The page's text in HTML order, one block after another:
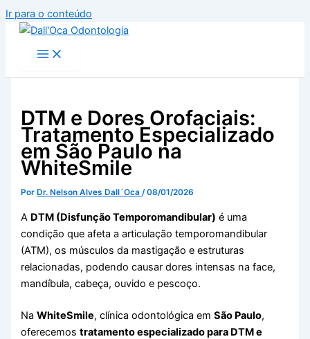
Ir para o conteúdo
DTM e Dores Orofaciais:
Tratamento Especializado
em São Paulo na
WhiteSmile
Por Dr. Nelson Alves Dall´Oca/08/01/2026
A DTM (Disfunção Temporomandibular) é uma
condição que afeta a articulação temporomandibular
(ATM), os músculos da mastigação e estruturas
relacionadas, podendo causar dores intensas na face,
mandíbula, cabeça, ouvido e pescoço.
NaWhiteSmile, clínica odontológica emSão Paulo,
oferecemostratamento especializado para DTM e